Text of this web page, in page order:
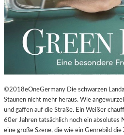
©2018eOneGermany Die schwarzen
Staunen nicht mehr heraus. Wie
und gaffen auf die Straße. Ein Weißer
60er Jahren tatsächlich noch ein absolutes
eine große Szene, die wie ein Genrebild